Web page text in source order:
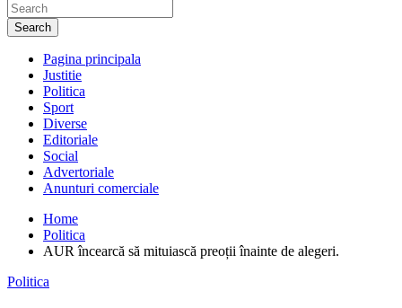
Search
Pagina principala
Justitie
Politica
Sport
Diverse
Editoriale
Social
Advertoriale
Anunturi comerciale
Home
Politica
AUR încearcă să mituiască preoții înainte de alegeri.
Politica